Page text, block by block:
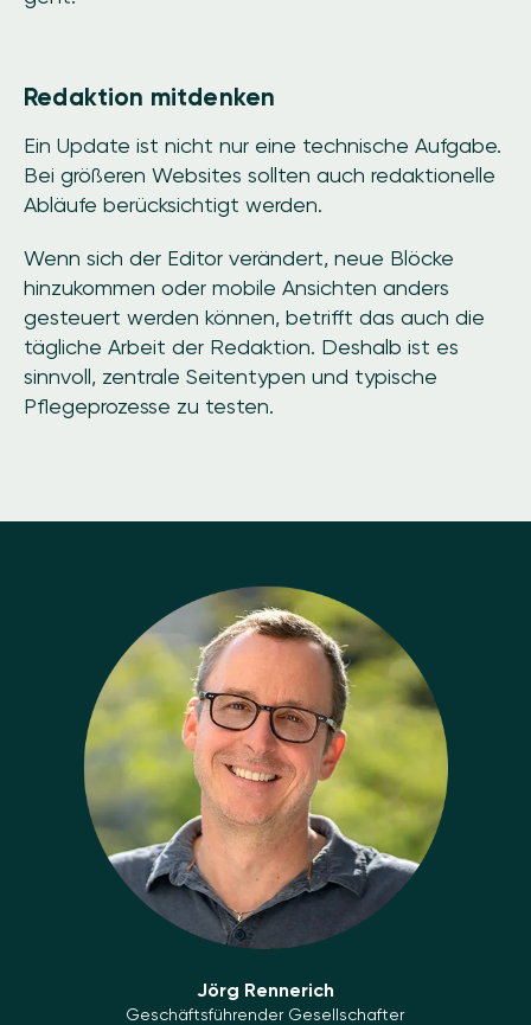
Redaktion mitdenken
Ein Update ist nicht nur eine technische Aufgabe.
Bei größeren Websites sollten auch redaktionelle
Abläufe berücksichtigt werden.
Wenn sich der Editor verändert, neue Blöcke
hinzukommen oder mobile Ansichten anders
gesteuert werden können, betrifft das auch die
tägliche Arbeit der Redaktion. Deshalb ist es
sinnvoll, zentrale Seitentypen und typische
Pflegeprozesse zu testen.
Jörg Rennerich
Geschäftsführender Gesellschafter